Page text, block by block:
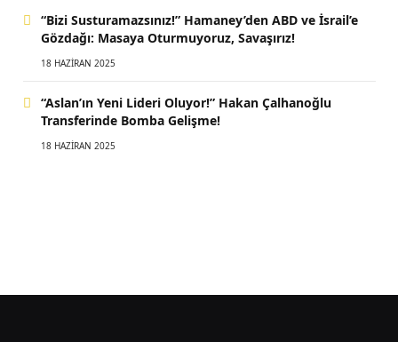
“Bizi Susturamazsınız!” Hamaney’den ABD ve İsrail’e
Gözdağı: Masaya Oturmuyoruz, Savaşırız!
18 HAZIRAN 2025
“Aslan’ın Yeni Lideri Oluyor!” Hakan Çalhanoğlu
Transferinde Bomba Gelişme!
18 HAZIRAN 2025